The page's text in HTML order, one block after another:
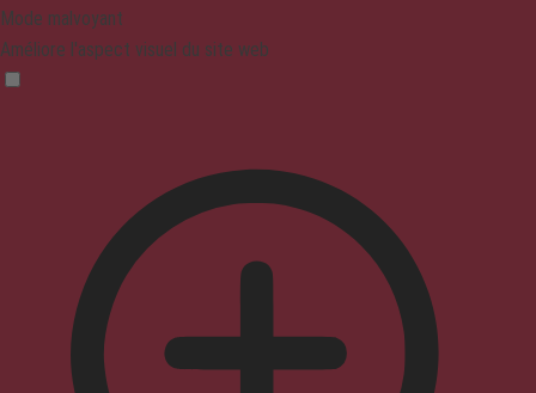
Mode malvoyant
Améliore l'aspect visuel du site web